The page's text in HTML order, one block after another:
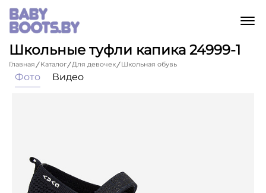
Школьные туфли капика 24999-1
Главная Каталог Для девочек Школьная обувь
Фото Видео